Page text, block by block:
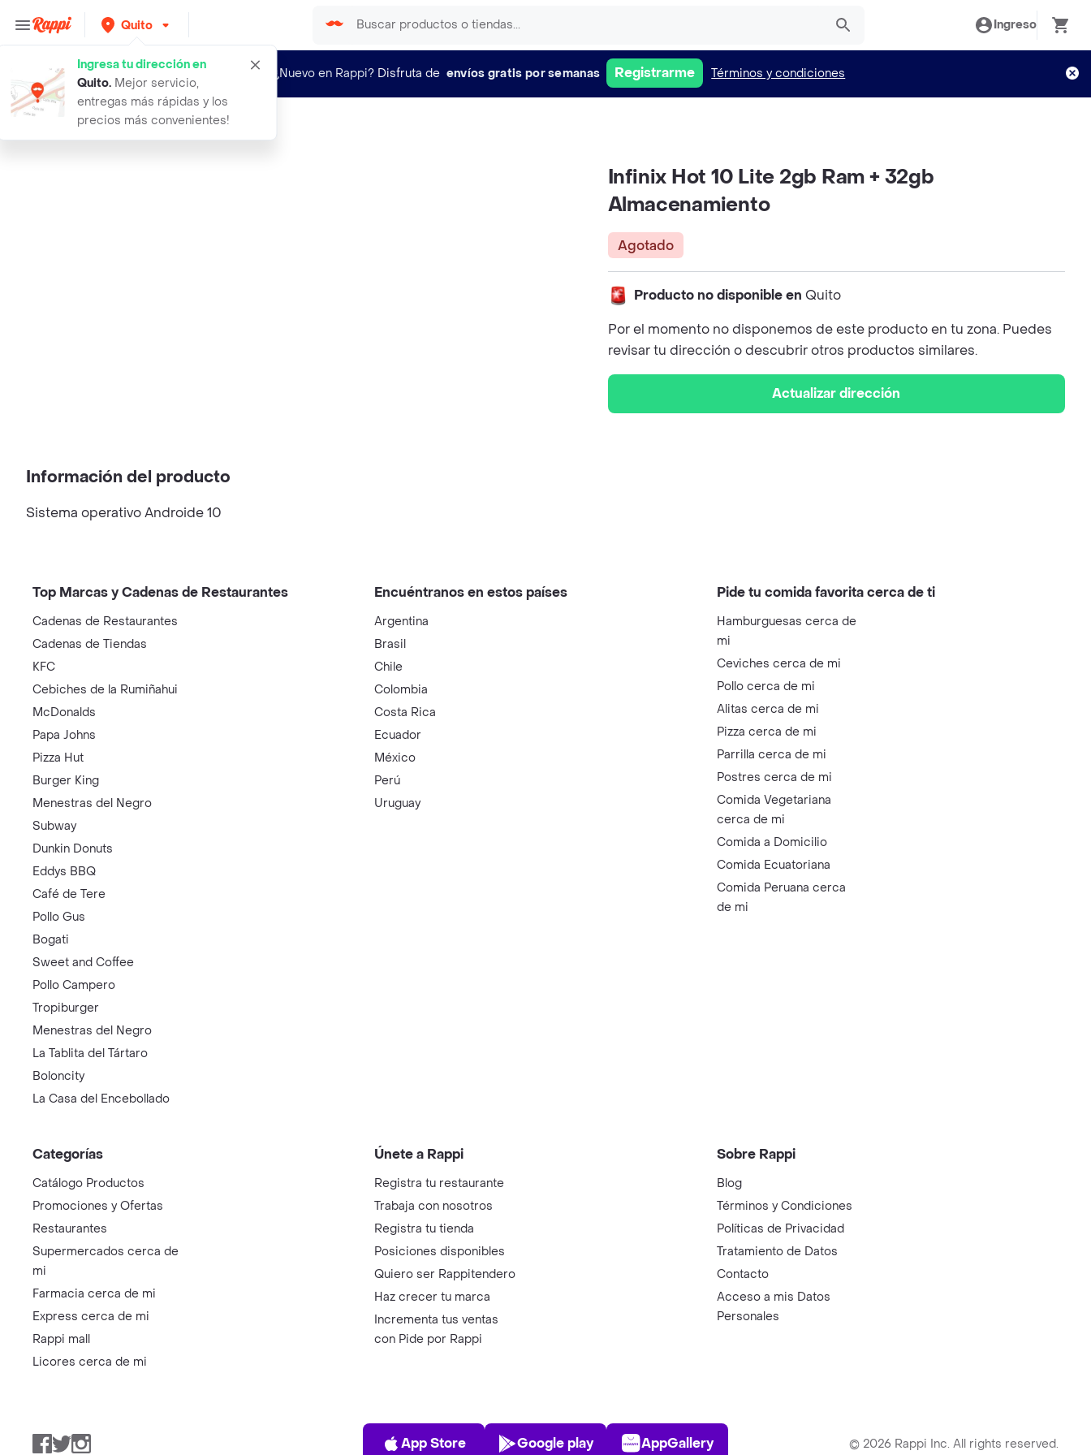
Quito
Ingresa tu dirección en
Quito. Mejor servicio,
entregas más rápidas y los
precios más convenientes!
Ingreso
¿Nuevo en Rappi? Disfruta de envíos gratis por semanas Registrarme Términos y condiciones
infinix hot 10 lite 2gb ram 32gb al
Infinix Hot 10 Lite 2gb Ram + 32gb
Almacenamiento
Agotado
Producto no disponible en Quito
Por el momento no disponemos de este producto en tu zona. Puedes
revisar tu dirección o descubrir otros productos similares.
Actualizar dirección
Información del producto
Sistema operativo Androide 10
Top Marcas y Cadenas de Restaurantes
Cadenas de Restaurantes
Cadenas de Tiendas
KFC
Cebiches de la Rumiñahui
McDonalds
Papa Johns
Pizza Hut
Burger King
Menestras del Negro
Subway
Dunkin Donuts
Eddys BBQ
Café de Tere
Pollo Gus
Bogati
Sweet and Coffee
Pollo Campero
Tropiburger
Menestras del Negro
La Tablita del Tártaro
Boloncity
La Casa del Encebollado
Encuéntranos en estos países
Argentina
Brasil
Chile
Colombia
Costa Rica
Ecuador
México
Perú
Uruguay
Pide tu comida favorita cerca de ti
Hamburguesas cerca de
mi
Ceviches cerca de mi
Pollo cerca de mi
Alitas cerca de mi
Pizza cerca de mi
Parrilla cerca de mi
Postres cerca de mi
Comida Vegetariana
cerca de mi
Comida a Domicilio
Comida Ecuatoriana
Comida Peruana cerca
de mi
Categorías
Catálogo Productos
Promociones y Ofertas
Restaurantes
Supermercados cerca de
mi
Farmacia cerca de mi
Express cerca de mi
Rappi mall
Licores cerca de mi
Únete a Rappi
Registra tu restaurante
Trabaja con nosotros
Registra tu tienda
Posiciones disponibles
Quiero ser Rappitendero
Haz crecer tu marca
Incrementa tus ventas
con Pide por Rappi
Sobre Rappi
Blog
Términos y Condiciones
Políticas de Privacidad
Tratamiento de Datos
Contacto
Acceso a mis Datos
Personales
Facebook
TwitterInstagram
App Store
App Store
Play Store
Google play
AppGallery
AppGallery © 2026 Rappi Inc. All rights reserved.